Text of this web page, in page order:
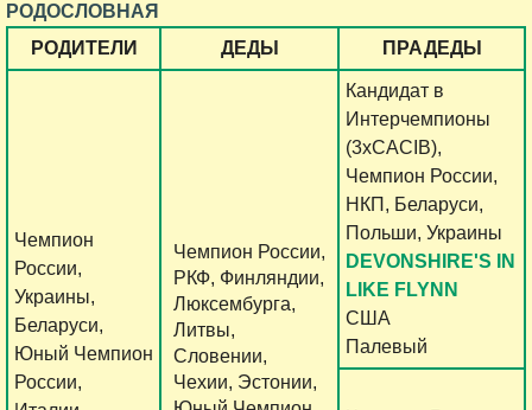
РОДОСЛОВНАЯ
РОДИТЕЛИ
ДЕДЫ ПРАДЕДЫ
Чемпион
России,
Украины,
Беларуси,
Юный Чемпион
России,
Чемпион России,
РКФ, Финляндии,
Люксембурга,
Литвы,
Словении,
Чехии, Эстонии,
Кандидат в
Интерчемпионы
(3хCACIB),
Чемпион России,
НКП, Беларуси,
Польши, Украины
DEVONSHIRE'S IN
LIKE FLYNN
США
Палевый